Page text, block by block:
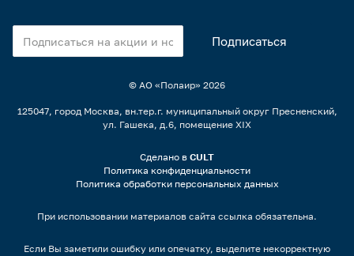
© АО «Полаир» 2026
125047, город Москва, вн.тер.г. муниципальный округ Пресненский,
ул. Гашека, д.6, помещение XIX
Сделано в CULT
Политика конфиденциальности
Политика обработки персональных данных
При использовании материалов сайта ссылка обязательна.
Если Вы заметили ошибку или опечатку, выделите некорректную